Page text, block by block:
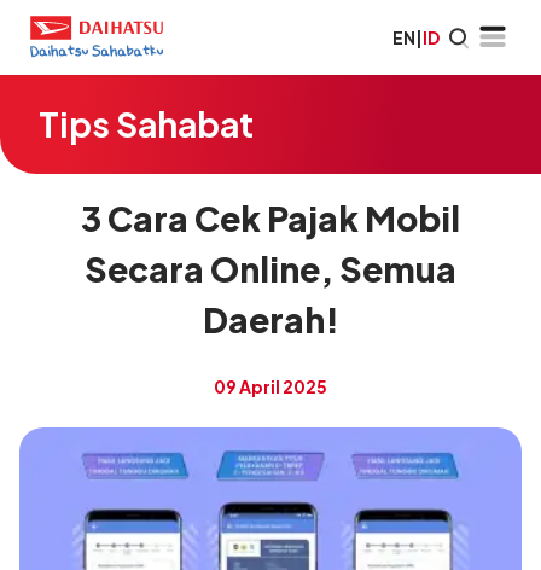
EN|ID
Tips Sahabat
3 Cara Cek Pajak Mobil
Secara Online, Semua
Daerah!
09 April 2025